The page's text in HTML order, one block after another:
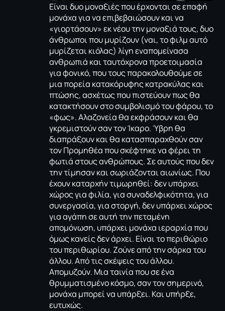
Είναι δυο μοναξιές που έρχονται σε επαφή
μονάχα για να επιβεβαιώσουν και να
«γιορτάσουν» εκ νέου την μοναξιά τους, δυο
άνθρωποι που μυρίζουν (ναι, το φιλμ αυτό
μυρίζεται κιόλας) λίγη εναπομείνασα
ανθρωπιά και ταυτόχρονα προετοιμασία
για φονικό, που τους παρακολουθούμε σε
μια πορεία κατακόρυφης κατρακύλας και
πτώσης, ασχέτως που πιστεύουν πως θα
κατακτήσουν στο συμβολισμό του φάρου, το
«φως». Αλαζονεία θα εκφράσουν και θα
γκρεμιστούν σαν τον Ίκαρο. Ύβρη θα
διαπράξουν και θα κατασπαραχθούν σαν
τον Προμηθέα που σκέφτηκε να φέρει τη
φωτιά στους ανθρώπους. Σε αυτούς που δεν
την τίμησαν και σωριάζονται αιωνίως. Που
έχουν καταρχήν τιμωρηθεί: δεν υπάρχει
χώρος για φιλία, για συναδελφικότητα, για
συνεργασία, για στοργή, δεν υπάρχει χώρος
για αγάπη σε αυτή την πεταμένη
απομόνωση, υπάρχει μονάχα ιεραρχία που
όμως κανείς δεν άρχει. Είναι το περιθώριο
του περιθωρίου. Ζούνε από την σάρκα του
άλλου. Από τις σκέψεις του άλλου.
Απομυζούν. Μια ταινία που σε ένα
θρυμματισμένο κόσμο, σαν τον σημερινό,
μονάχα μπορεί να υπάρξει. Και υπήρξε,
ευτυχώς.